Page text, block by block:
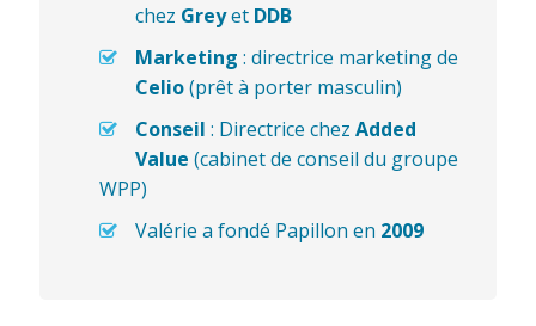
chez Greyet DDB
Marketing : directrice marketing de
Celio(prêt à porter masculin)
Conseil : Directrice chez Added
Value (cabinet de conseil du groupe
WPP)
Valérie a fondé Papillon en 2009